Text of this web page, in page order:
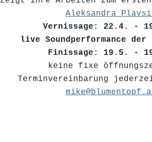
Aleksandra
Vernissage: 22.4. -
live Soundperformance
Finissage: 19.5. -
keine fixe
Terminvereinbarung